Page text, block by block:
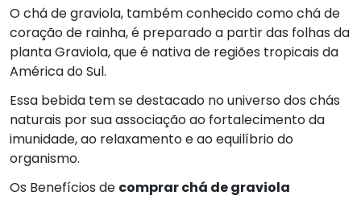
O chá de graviola, também conhecido como chá de
coração de rainha, é preparado a partir das folhas da
planta Graviola, que é nativa de regiões tropicais da
América do Sul.
Essa bebida tem se destacado no universo dos chás
naturais por sua associação ao fortalecimento da
imunidade, ao relaxamento e ao equilíbrio do
organismo.
Os Benefícios de comprar chá de graviola